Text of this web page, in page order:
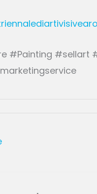
#Painting